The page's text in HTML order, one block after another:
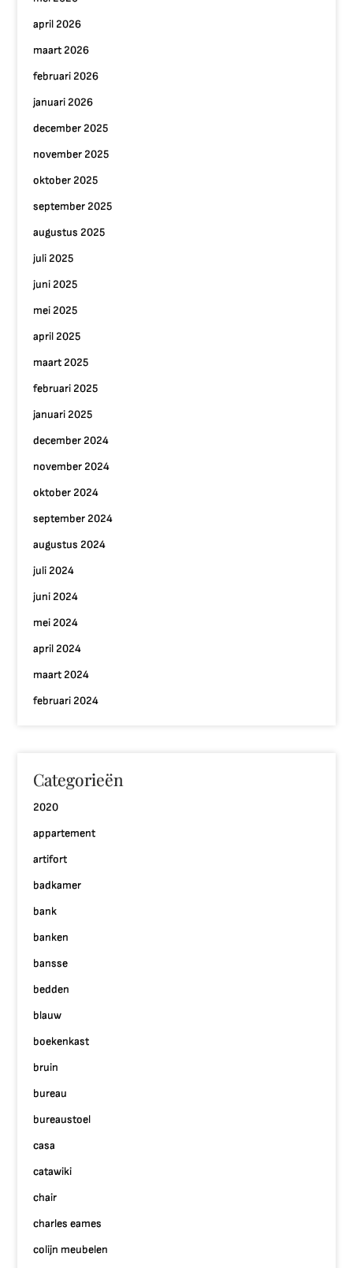
april 2026
maart 2026
februari 2026
januari 2026
december 2025
november 2025
oktober 2025
september 2025
augustus 2025
juli 2025
juni 2025
mei 2025
april 2025
maart 2025
februari 2025
januari 2025
december 2024
november 2024
oktober 2024
september 2024
augustus 2024
juli 2024
juni 2024
mei 2024
april 2024
maart 2024
februari 2024
Categorieën
2020
appartement
artifort
badkamer
bank
banken
bansse
bedden
blauw
boekenkast
bruin
bureau
bureaustoel
casa
catawiki
chair
charles eames
colijn meubelen